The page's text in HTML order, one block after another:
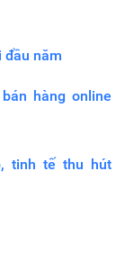
đầu năm
hàng online
tinh tế thu hút